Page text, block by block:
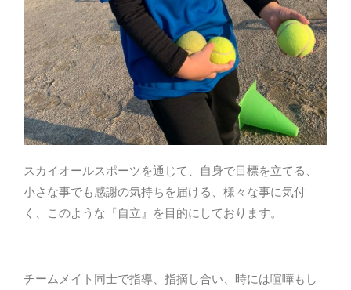
スカイオールスポーツを通じて、自身で目標を立てる、
小さな事でも感謝の気持ちを届ける、様々な事に気付
く、このような『自立』を目的にしております。
チームメイト同士で指導、指摘し合い、時には喧嘩もし